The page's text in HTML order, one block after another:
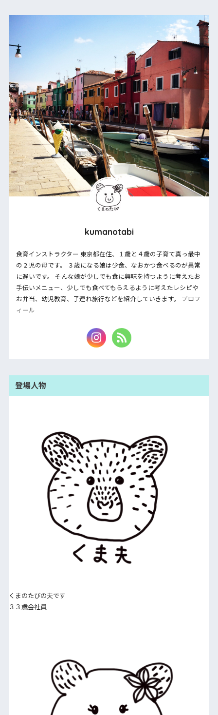
kumanotabi
食育インストラクター 東京都在住、１歳と４歳の子育て真っ最中
の２児の母です。 ３歳になる娘は少食、なおかつ食べるのが異常
に遅いです。 そんな娘が少しでも食に興味を持つように考えたお
手伝いメニュー、少しでも食べてもらえるように考えたレシピや
お弁当、幼児教育、子連れ旅行などを紹介していきます。 プロフ
ィール
登場人物
くまのたびの夫です
３３歳会社員